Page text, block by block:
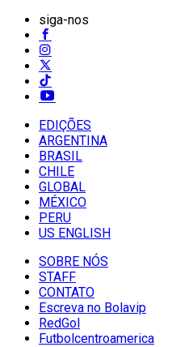
siga-nos
EDIÇÕES
ARGENTINA
BRASIL
CHILE
GLOBAL
MÉXICO
PERU
US ENGLISH
SOBRE NÓS
STAFF
CONTATO
Escreva no Bolavip
RedGol
Futbolcentroamerica